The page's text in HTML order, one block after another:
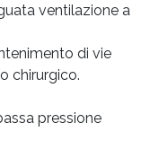
ventilazione a
di vie
chirurgico.
pressione